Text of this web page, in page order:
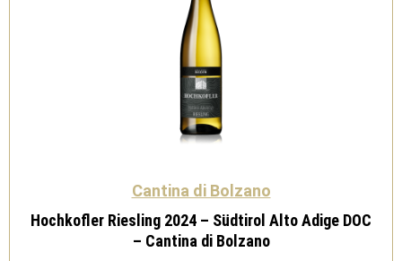
Cantina di Bolzano
Hochkofler Riesling 2024 – Südtirol Alto Adige DOC
– Cantina di Bolzano